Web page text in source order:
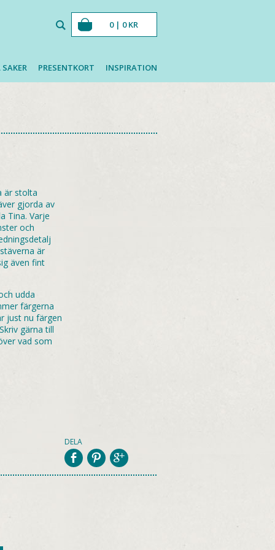
PRESENTKORT INSPIRATION
0 | 0KR
är stolta
gjorda av
Tina. Varje
och
är
även fint
udda
färgerna
just nu färgen
gärna till
vad som
DELA